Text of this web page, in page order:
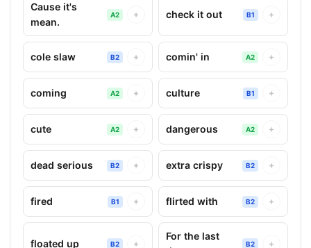
Cause it's
mean.
A2 + check it out B1 +
cole slaw B2 + comin' in A2 +
coming A2 + culture B1 +
cute A2 + dangerous A2 +
dead serious B2 + extra crispy B2 +
fired B1 + flirted with B2 +
floated up B2 +
For the last
B2 +